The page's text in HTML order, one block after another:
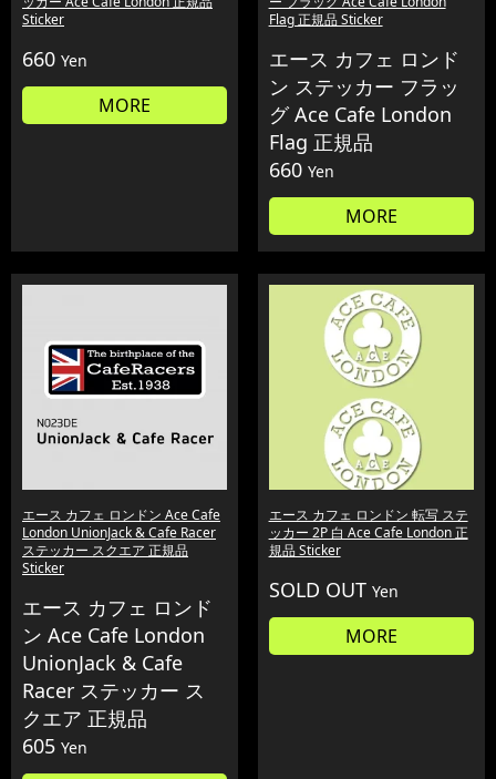
Sticker
660 Yen
MORE
Flag 正規品 Sticker
エース カフェ ロンド
ン ステッカー フラッ
グ Ace Cafe London
Flag 正規品
660 Yen
MORE
エース カフェ ロンドン Ace Cafe
London UnionJack & Cafe Racer
ステッカー スクエア 正規品
Sticker
エース カフェ ロンド
ン Ace Cafe London
UnionJack & Cafe
Racer ステッカー ス
クエア 正規品
605 Yen
エース カフェ ロンドン 転写 ステ
ッカー 2P 白 Ace Cafe London 正
規品 Sticker
SOLD OUT Yen
MORE